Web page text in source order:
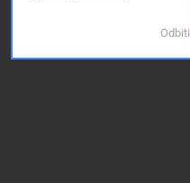
ogrebotina
Odbiti